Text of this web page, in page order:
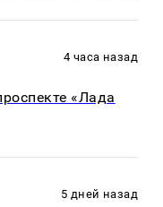
4 часа назад
«Лада
5 дней назад